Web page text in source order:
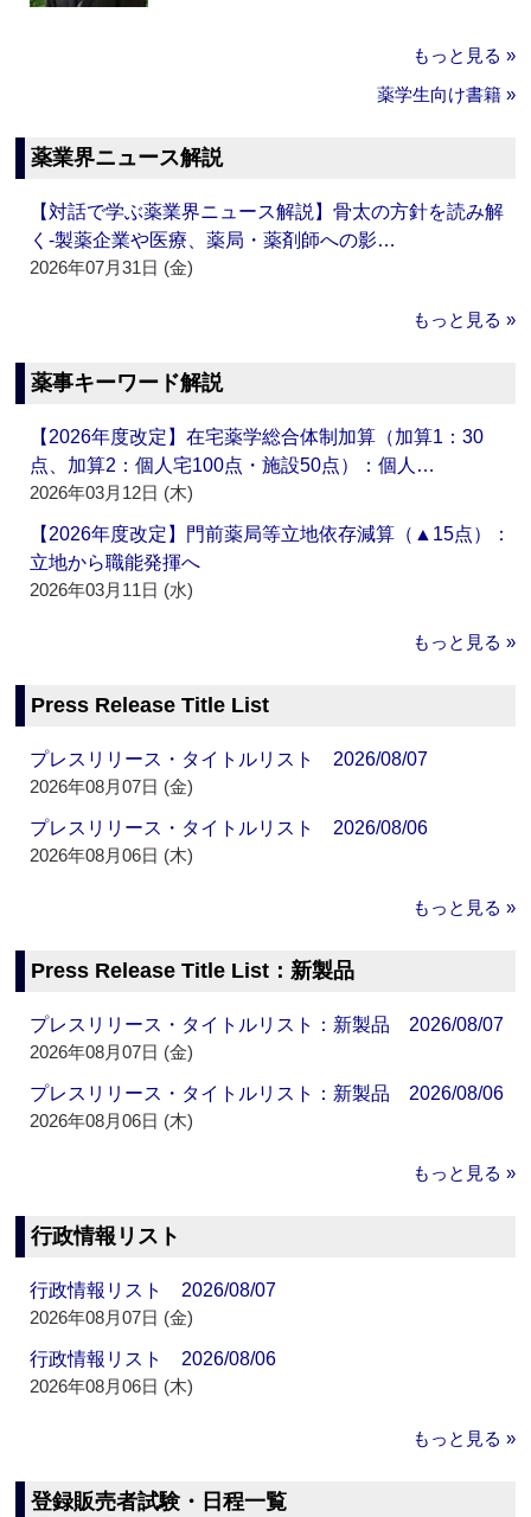
もっと見る »
薬学生向け書籍 »
薬業界ニュース解説
【対話で学ぶ薬業界ニュース解説】骨太の方針を読み解
く‐製薬企業や医療、薬局・薬剤師への影…
2026年07月31日 (金)
もっと見る »
薬事キーワード解説
【2026年度改定】在宅薬学総合体制加算（加算1：30
点、加算2：個人宅100点・施設50点）：個人…
2026年03月12日 (木)
【2026年度改定】門前薬局等立地依存減算（▲15点）：
立地から職能発揮へ
2026年03月11日 (水)
もっと見る »
Press Release Title List
プレスリリース・タイトルリスト 2026/08/07
2026年08月07日 (金)
プレスリリース・タイトルリスト 2026/08/06
2026年08月06日 (木)
もっと見る »
Press Release Title List：新製品
プレスリリース・タイトルリスト：新製品 2026/08/07
2026年08月07日 (金)
プレスリリース・タイトルリスト：新製品 2026/08/06
2026年08月06日 (木)
もっと見る »
行政情報リスト
行政情報リスト 2026/08/07
2026年08月07日 (金)
行政情報リスト 2026/08/06
2026年08月06日 (木)
もっと見る »
登録販売者試験・日程一覧